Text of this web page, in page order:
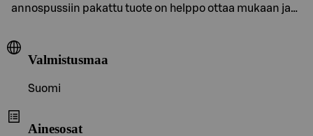
annospussiin pakattu tuote on helppo ottaa mukaan ja…
Valmistusmaa
Suomi
Ainesosat